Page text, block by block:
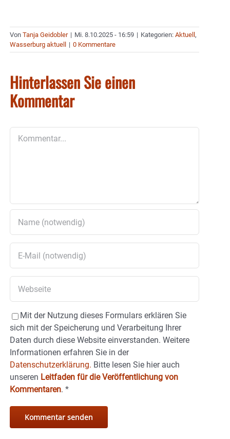
Von Tanja Geidobler | Mi. 8.10.2025 - 16:59 | Kategorien: Aktuell ,
Wasserburg aktuell
| 0 Kommentare
Hinterlassen Sie einen
Kommentar
Mit der Nutzung dieses Formulars erklären Sie
sich mit der Speicherung und Verarbeitung Ihrer
Daten durch diese Website einverstanden. Weitere
Informationen erfahren Sie in der
Datenschutzerklärung. Bitte lesen Sie hier auch
unseren Leitfaden für die Veröffentlichung von
Kommentaren. *